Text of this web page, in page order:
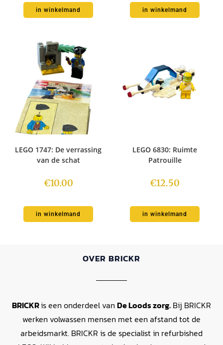
in winkelmand in winkelmand
LEGO 1747: De verrassing
van de schat
€10.00
in winkelmand
LEGO 6830: Ruimte
Patrouille
€12.50
in winkelmand
OVER BRICKR
BRICKRis een onderdeel van De Loods zorg. Bij BRICKR
werken volwassen mensen met een afstand tot de
arbeidsmarkt. BRICKR is de specialist in refurbished